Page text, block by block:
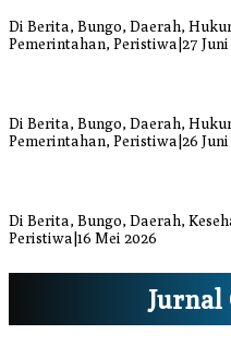
Di Berita, Bungo, Daerah,
Pemerintahan, Peristiwa 27
Di Berita, Bungo, Daerah,
Pemerintahan, Peristiwa 26
Di Berita, Bungo, Daerah,
Peristiwa 16 Mei 2026
Jurnal